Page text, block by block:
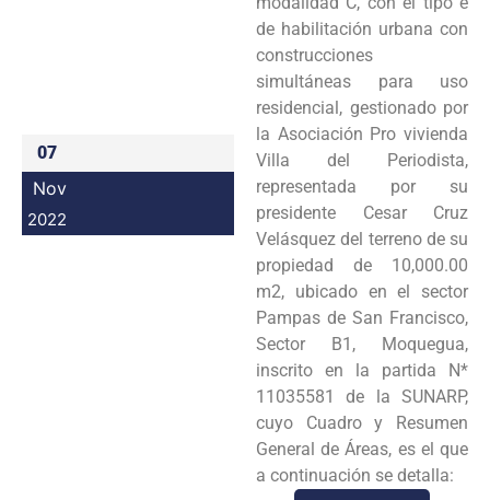
07
Nov
2022
de habilitación urbana con
construcciones
simultáneas para uso
residencial, gestionado por
la Asociación Pro vivienda
Villa del Periodista,
representada por su
presidente Cesar Cruz
Velásquez del terreno de su
propiedad de 10,000.00
m2, ubicado en el sector
Pampas de San Francisco,
Sector B1, Moquegua,
inscrito en la partida N*
11035581 de la SUNARP,
cuyo Cuadro y Resumen
General de Áreas, es el que
a continuación se detalla: